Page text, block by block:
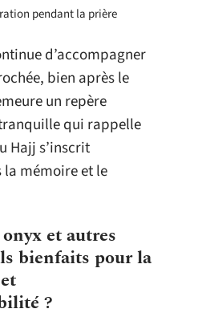
pendant la prière
d’accompagner
bien après le
un repère
qui rappelle
Hajj s’inscrit
mémoire et le
et autres
bienfaits pour la
?